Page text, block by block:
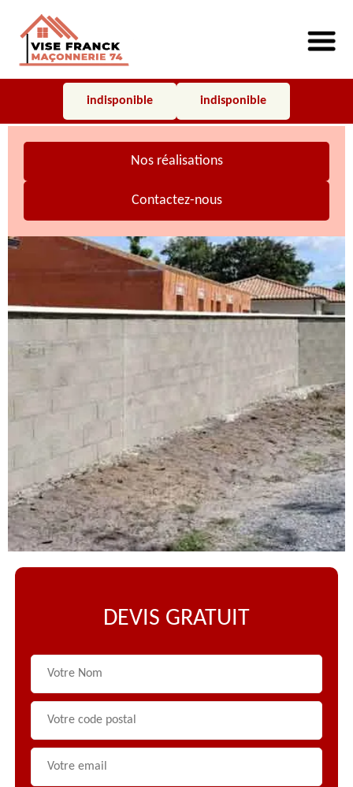
indisponible indisponible
Nos réalisations
Contactez-nous
DEVIS GRATUIT